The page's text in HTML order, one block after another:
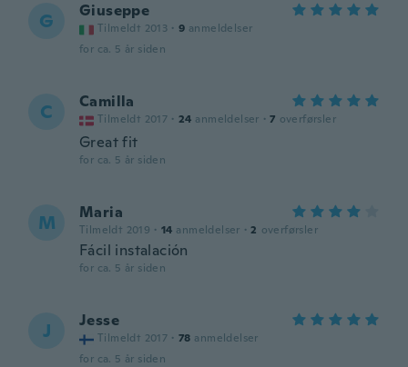
G Giuseppe
Tilmeldt 2013 · 9 anmeldelser
for ca. 5 år siden
C Camilla
Tilmeldt 2017 · 24 anmeldelser · 7 overførsler
Great fit
for ca. 5 år siden
M Maria
Tilmeldt 2019 · 14 anmeldelser · 2 overførsler
Fácil instalación
for ca. 5 år siden
J Jesse
Tilmeldt 2017 · 78 anmeldelser
for ca. 5 år siden